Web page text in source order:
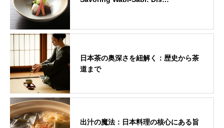
日本茶の奥深さを紐解く：歴史から茶
道まで
出汁の魔法：日本料理の核心にある旨